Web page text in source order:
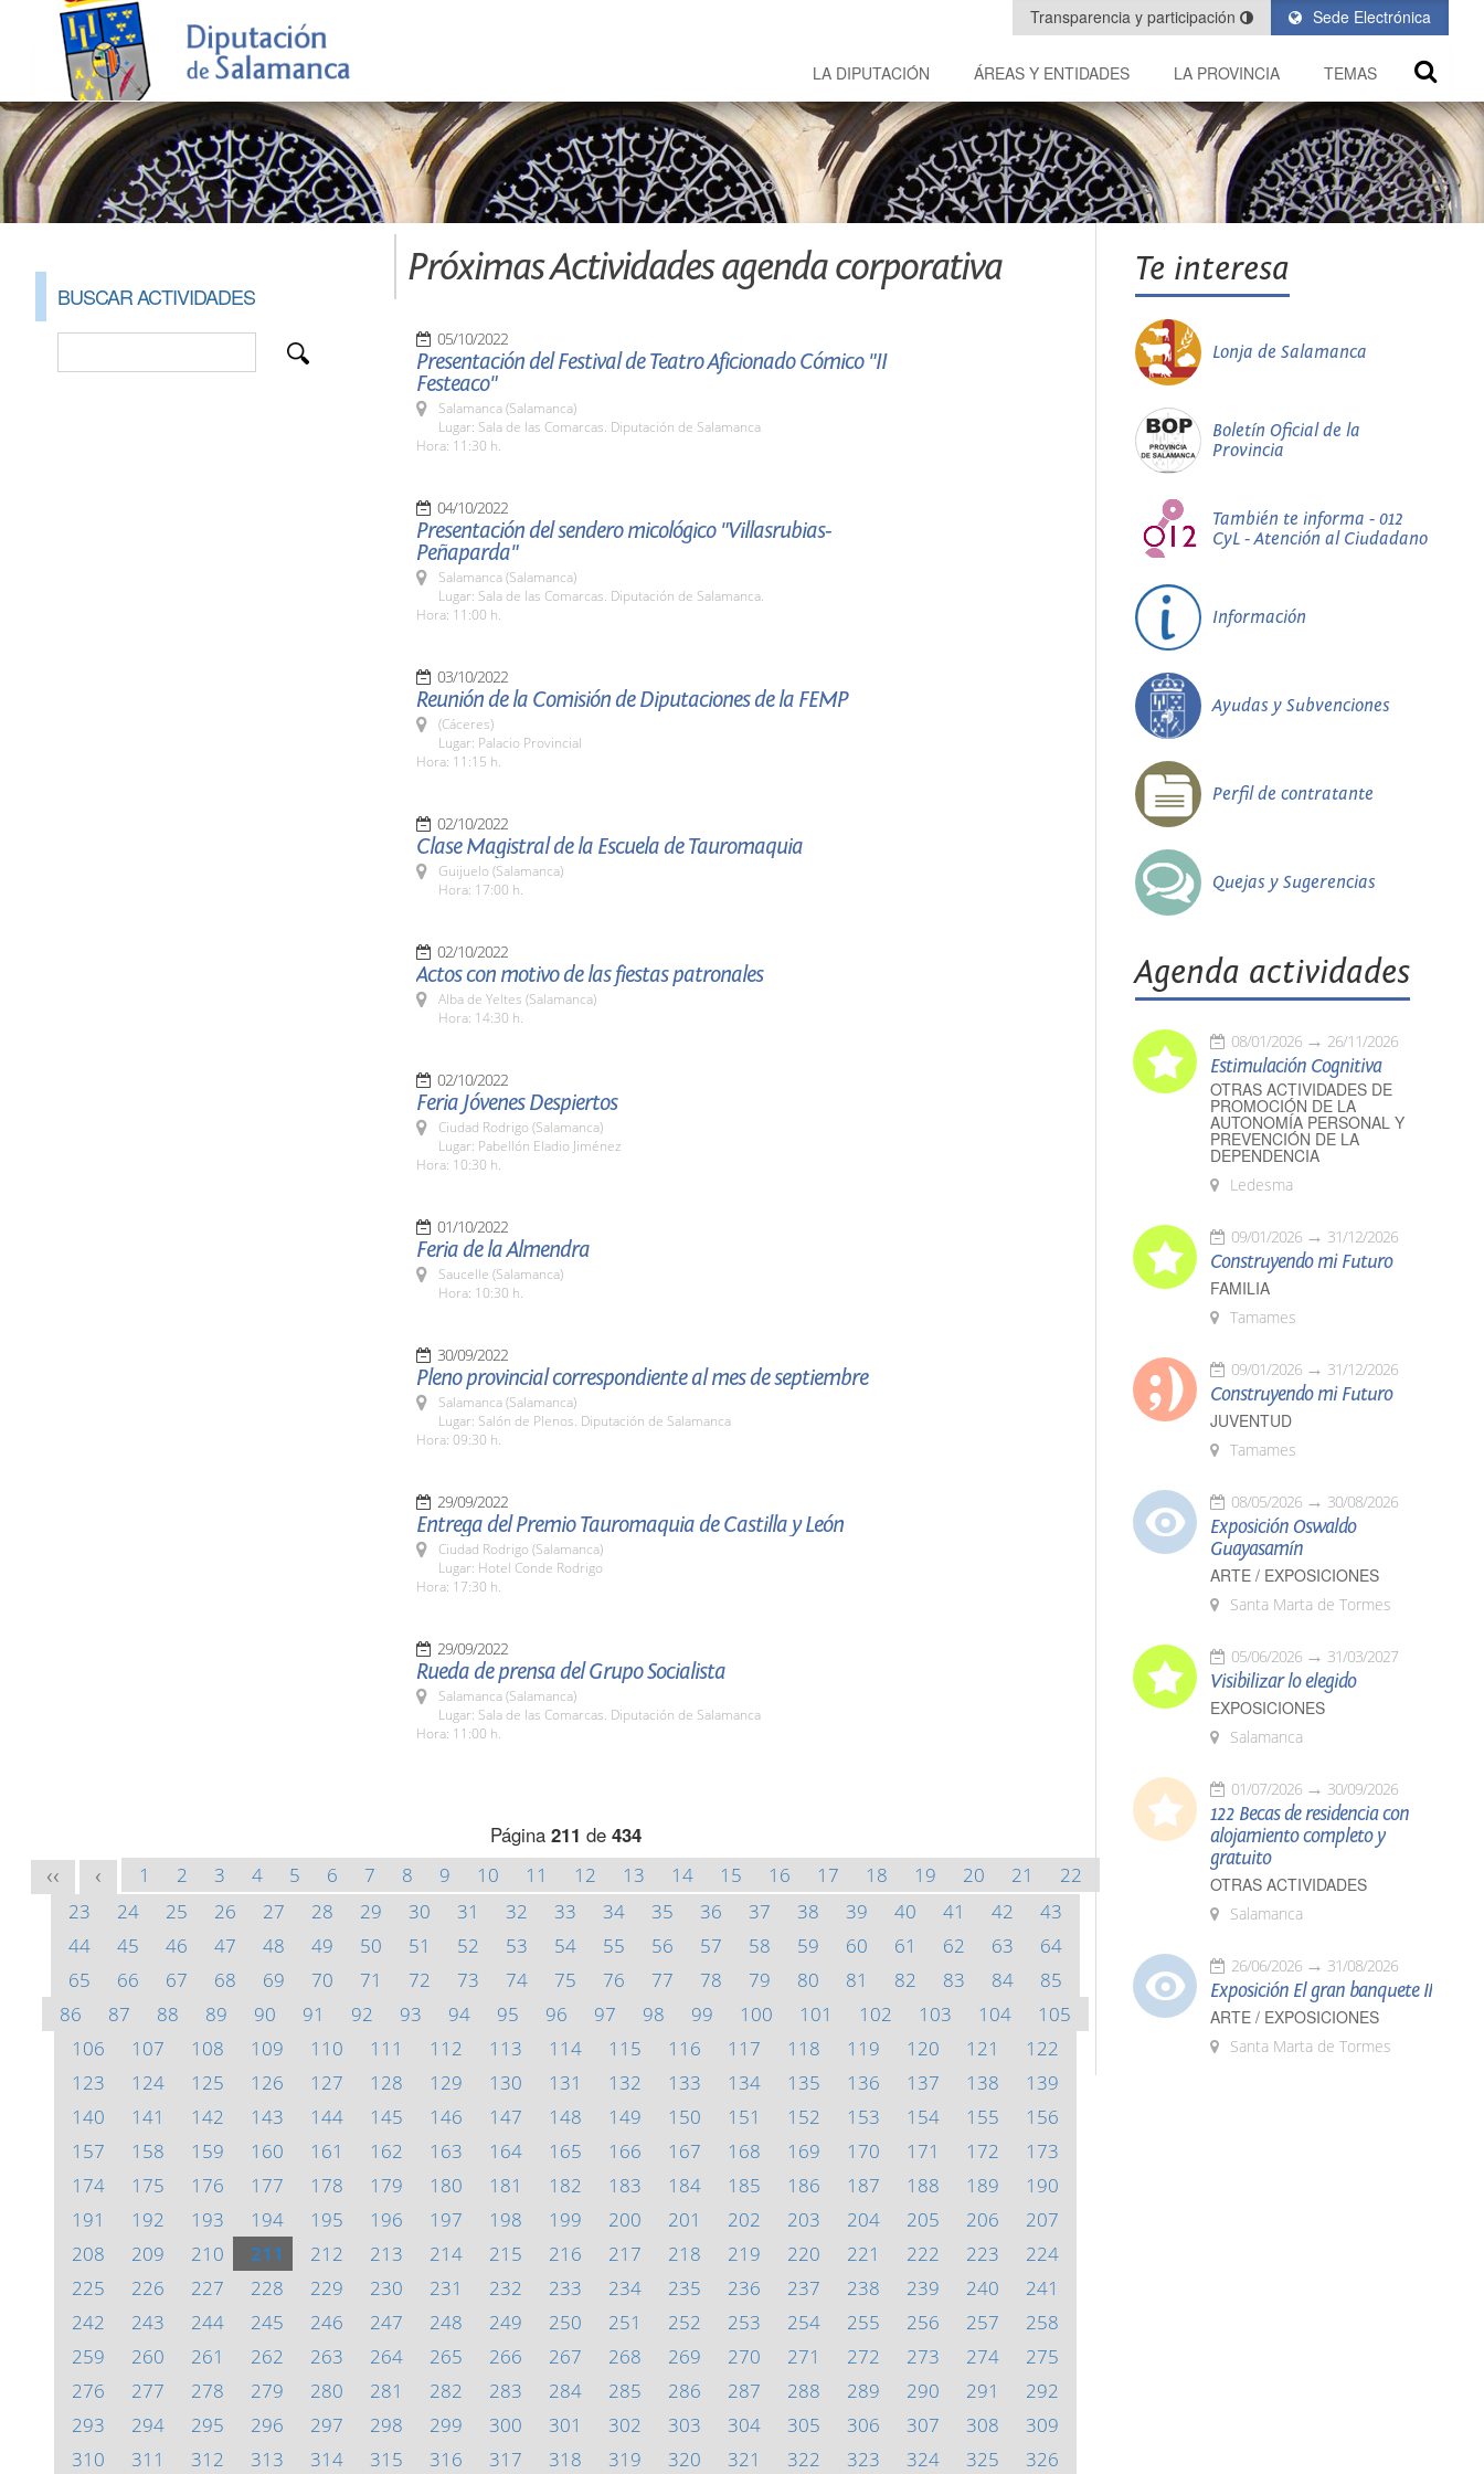
Sede Electrónica
Transparencia y participación
LA DIPUTACIÓN ÁREAS Y ENTIDADES LA PROVINCIA TEMAS
BUSCAR ACTIVIDADES
Próximas Actividades agenda corporativa
05/10/2022
Presentación del Festival de Teatro Aficionado Cómico "II
Festeaco"
Salamanca (Salamanca)
Lugar: Sala de las Comarcas. Diputación de Salamanca
Hora: 11:30 h.
04/10/2022
Presentación del sendero micológico "Villasrubias-
Peñaparda"
Salamanca (Salamanca)
Lugar: Sala de las Comarcas. Diputación de Salamanca.
Hora: 11:00 h.
03/10/2022
Reunión de la Comisión de Diputaciones de la FEMP
(Cáceres)
Lugar: Palacio Provincial
Hora: 11:15 h.
02/10/2022
Clase Magistral de la Escuela de Tauromaquia
Guijuelo (Salamanca)
Hora: 17:00 h.
02/10/2022
Actos con motivo de las fiestas patronales
Alba de Yeltes (Salamanca)
Hora: 14:30 h.
02/10/2022
Feria Jóvenes Despiertos
Ciudad Rodrigo (Salamanca)
Lugar: Pabellón Eladio Jiménez
Hora: 10:30 h.
01/10/2022
Feria de la Almendra
Saucelle (Salamanca)
Hora: 10:30 h.
30/09/2022
Pleno provincial correspondiente al mes de septiembre
Salamanca (Salamanca)
Lugar: Salón de Plenos. Diputación de Salamanca
Hora: 09:30 h.
29/09/2022
Entrega del Premio Tauromaquia de Castilla y León
Ciudad Rodrigo (Salamanca)
Lugar: Hotel Conde Rodrigo
Hora: 17:30 h.
29/09/2022
Rueda de prensa del Grupo Socialista
Salamanca (Salamanca)
Lugar: Sala de las Comarcas. Diputación de Salamanca
Hora: 11:00 h.
Página 211 de 434
<< < 1 2 3 4 5 6 7 8 9 10 11 12 13 14 15 16 17 18 19 20 21
22
23
24 25 26 27 28 29 30 31 32 33 34 35 36 37 38 39 40 41 42
43
44
45 46 47 48 49 50 51 52 53 54 55 56 57 58 59 60 61 62 63
64
65
66 67 68 69 70 71 72 73 74 75 76 77 78 79 80 81 82 83 84
85
86
87 88 89 90 91 92 93 94 95 96 97 98 99 100 101 102 103 104
105
106
107 108 109 110 111 112 113 114 115 116 117 118 119 120 121
122
123
124 125 126 127 128 129 130 131 132 133 134 135 136 137 138
139
140
141 142 143 144 145 146 147 148 149 150 151 152 153 154 155
156
157
158 159 160 161 162 163 164 165 166 167 168 169 170 171 172
173
174
175 176 177 178 179 180 181 182 183 184 185 186 187 188 189
190
191
192 193 194 195 196 197 198 199 200 201 202 203 204 205 206
207
208
209 210 211 212 213 214 215 216 217 218 219 220 221 222 223
224
225
226 227 228 229 230 231 232 233 234 235 236 237 238 239 240
241
242
243 244 245 246 247 248 249 250 251 252 253 254 255 256 257
258
259
260 261 262 263 264 265 266 267 268 269 270 271 272 273 274
275
276
277 278 279 280 281 282 283 284 285 286 287 288 289 290 291
292
293
294 295 296 297 298 299 300 301 302 303 304 305 306 307 308
309
310
311 312 313 314 315 316 317 318 319 320 321 322 323 324 325 326
Te interesa
Lonja de Salamanca
Boletín Oficial de la
Provincia
También te informa - 012
CyL - Atención al Ciudadano
Información
Ayudas y Subvenciones
Perfil de contratante
Quejas y Sugerencias
Agenda actividades
08/01/2026 26/11/2026
Estimulación Cognitiva
OTRAS ACTIVIDADES DE
PROMOCIÓN DE LA
AUTONOMÍA PERSONAL Y
PREVENCIÓN DE LA
DEPENDENCIA
Ledesma
09/01/2026 31/12/2026
Construyendo mi Futuro
FAMILIA
Tamames
09/01/2026 31/12/2026
Construyendo mi Futuro
JUVENTUD
Tamames
08/05/2026 30/08/2026
Exposición Oswaldo
Guayasamín
ARTE / EXPOSICIONES
Santa Marta de Tormes
05/06/2026 31/03/2027
Visibilizar lo elegido
EXPOSICIONES
Salamanca
01/07/2026 30/09/2026
122 Becas de residencia con
alojamiento completo y
gratuito
OTRAS ACTIVIDADES
Salamanca
26/06/2026 31/08/2026
Exposición El gran banquete II
ARTE / EXPOSICIONES
Santa Marta de Tormes